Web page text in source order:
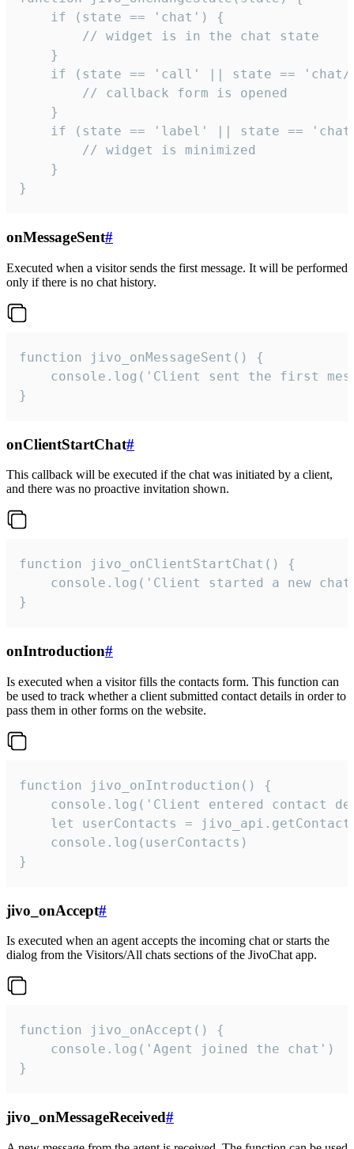
    if (state == 'chat') {
        // widget is in the chat state
    }
if (state == 'call' || state ==
        // callback form is opened
    }
if (state == 'label' || state ==
        // widget is minimized
    }
}
onMessageSent#
Executed when a visitor sends the first message. It will be performed
only if there is no chat history.
function jivo_onMessageSent() {
console.log('Client sent the first
}
onClientStartChat#
This callback will be executed if the chat was initiated by a client,
and there was no proactive invitation shown.
function jivo_onClientStartChat() {
console.log('Client started a new
}
onIntroduction#
Is executed when a visitor fills the contacts form. This function can
be used to track whether a client submitted contact details in order to
pass them in other forms on the website.
function jivo_onIntroduction() {
console.log('Client entered contact
let userContacts =
    console.log(userContacts)
}
jivo_onAccept#
Is executed when an agent accepts the incoming chat or starts the
dialog from the Visitors/All chats sections of the JivoChat app.
function jivo_onAccept() {
}
jivo_onMessageReceived#